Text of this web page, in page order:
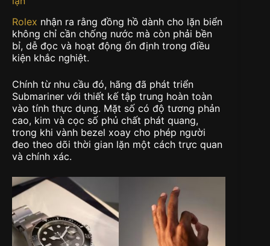
Rolex nhận ra rằng đồng hồ dành cho lặn biển
không chỉ cần chống nước mà còn phải bền
bỉ, dễ đọc và hoạt động ổn định trong điều
kiện khắc nghiệt.
Chính từ nhu cầu đó, hãng đã phát triển
Submariner với thiết kế tập trung hoàn toàn
vào tính thực dụng. Mặt số có độ tương phản
cao, kim và cọc số phủ chất phát quang,
trong khi vành bezel xoay cho phép người
đeo theo dõi thời gian lặn một cách trực quan
và chính xác.